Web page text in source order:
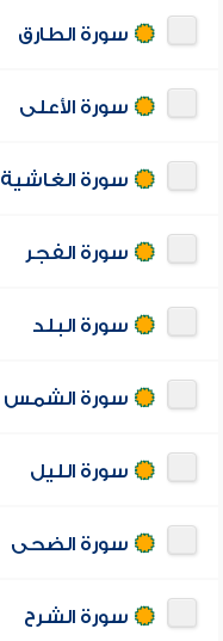
سورة الطارق
سورة الأعلى
سورة الغاشية
سورة الفجر
سورة البلد
سورة الشمس
سورة الليل
سورة الضحى
سورة الشرح